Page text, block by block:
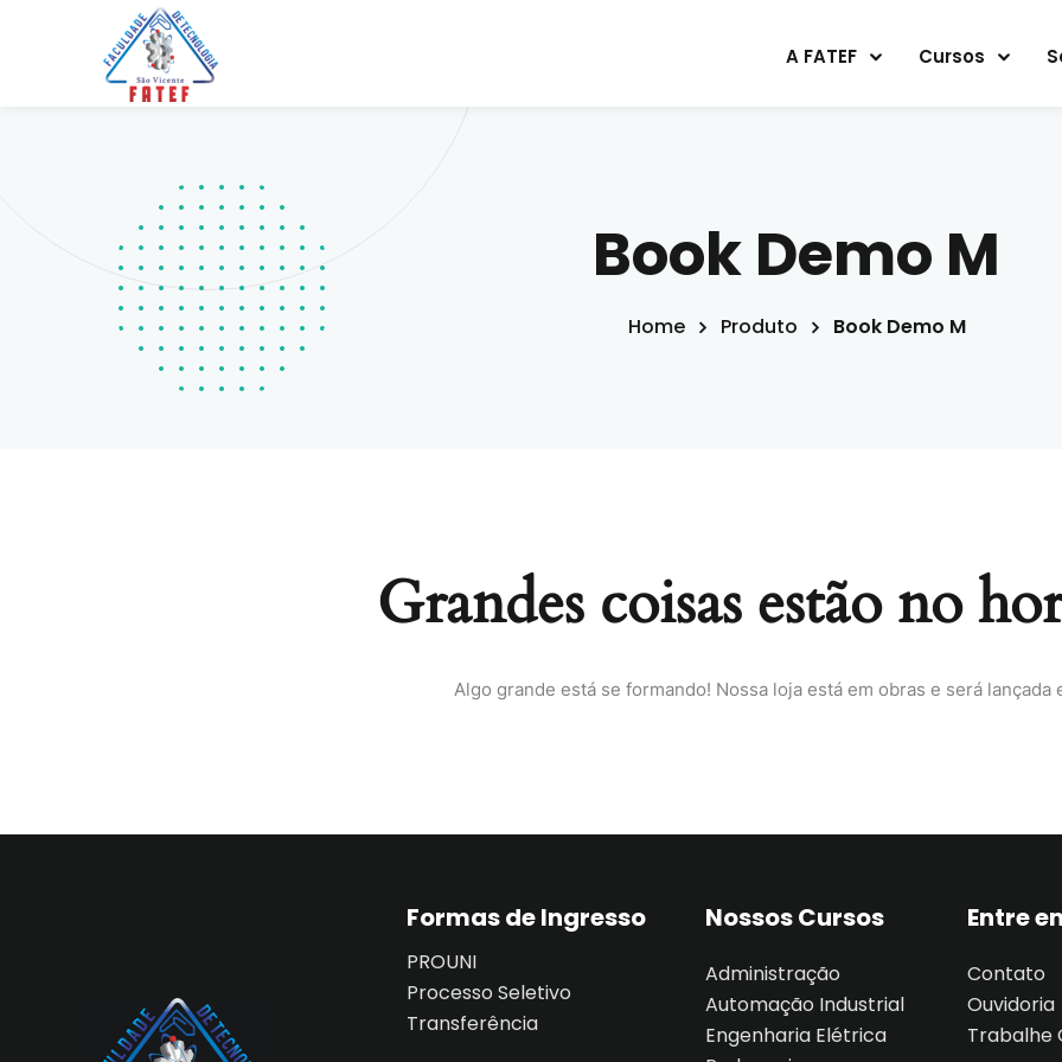
A FATEF Cursos
Book Demo M
Home Produto Book Demo M
Grandes coisas estão no
Algo grande está se formando! Nossa loja está em obras e será lançada
Formas de Ingresso
PROUNI
Processo Seletivo
Transferência
Nossos Cursos
Administração
Automação Industrial
Engenharia Elétrica
Entre
Contato
Ouvidoria
Trabalhe
Remember me Lost your password?
Already have an account?Sign in